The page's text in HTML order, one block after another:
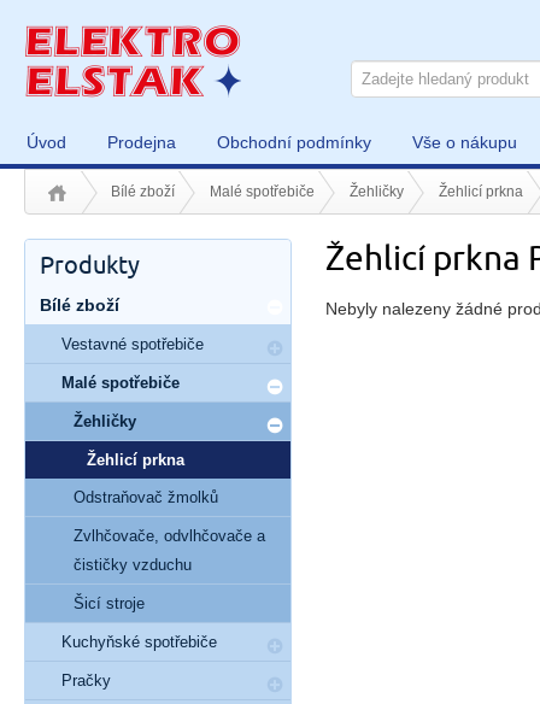
Úvod Prodejna Obchodní podmínky Vše o nákupu
Bílé zboží Malé spotřebiče Žehličky Žehlicí prkna
Žehlicí prkna
Nebyly nalezeny žádné
Produkty
Bílé zboží
Vestavné spotřebiče
Malé spotřebiče
Žehličky
Žehlicí prkna
Odstraňovač žmolků
Zvlhčovače, odvlhčovače a
čističky vzduchu
Šicí stroje
Kuchyňské spotřebiče
Pračky